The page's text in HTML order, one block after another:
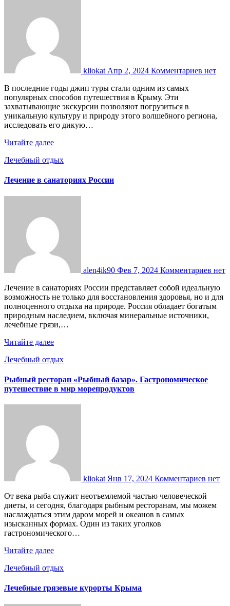
kliokat Апр 2, 2024 Комментариев нет
В последние годы джип туры стали одним из самых
популярных способов путешествия в Крыму. Эти
захватывающие экскурсии позволяют погрузиться в
уникальную культуру и природу этого волшебного региона,
исследовать его дикую…
Читайте далее
Лечебный отдых
Лечение в cанаториях России
alen4ik90 Фев 7, 2024 Комментариев нет
Лечение в санаториях России представляет собой идеальную
возможность не только для восстановления здоровья, но и для
полноценного отдыха на природе. Россия обладает богатым
природным наследием, включая минеральные источники,
лечебные грязи,…
Читайте далее
Лечебный отдых
Рыбный ресторан «Рыбный базар». Гастрономическое
путешествие в мир морепродуктов
kliokat Янв 17, 2024 Комментариев нет
От века рыба служит неотъемлемой частью человеческой
диеты, и сегодня, благодаря рыбным ресторанам, мы можем
наслаждаться этим даром морей и океанов в самых
изысканных формах. Один из таких уголков
гастрономического…
Читайте далее
Лечебный отдых
Лечебные грязевые курорты Крыма